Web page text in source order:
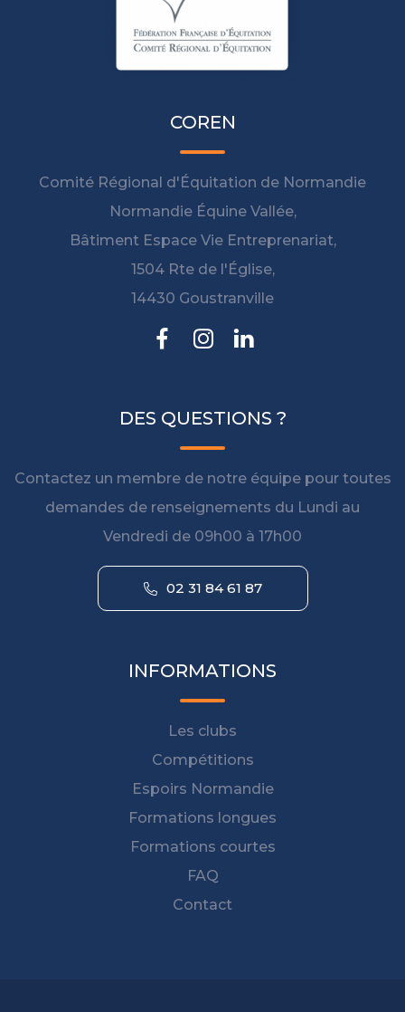
COREN
Comité Régional d'Équitation de Normandie
Normandie Équine Vallée,
Bâtiment Espace Vie Entreprenariat,
1504 Rte de l'Église,
14430 Goustranville
DES QUESTIONS ?
Contactez un membre de notre équipe pour toutes
demandes de renseignements du Lundi au
Vendredi de 09h00 à 17h00
02 31 84 61 87
INFORMATIONS
Les clubs
Compétitions
Espoirs Normandie
Formations longues
Formations courtes
FAQ
Contact